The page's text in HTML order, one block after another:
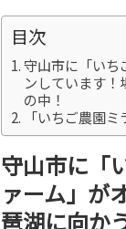
目次
守山市に「いち
ンしています
の中！
「いちご農園
守山市に「
ァーム」が
琶湖に向か